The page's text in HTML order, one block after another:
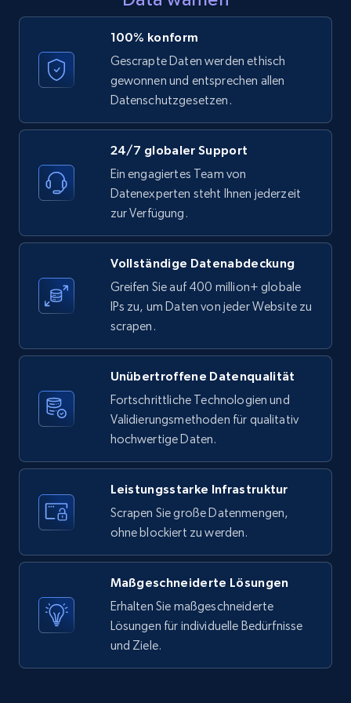
URL, ID, User id, Use url, Title, Headline, Post
text, Date posted, and more.
11.3K+ 1.5K+ Gratis testen
LinkedIn posts - Discover new posts
URL, ID, User id, Use url, Title, Headline, Post
text, Date posted, and more.
11.3K+ 1.5K+ Gratis testen
X (formerly Twitter) - Posts
ID, User posted, Name, Description, Date
posted, Photos, URL, Quoted post, and more.
10.4K+ 1.2K+ Gratis testen
Twitter posts URLs
ID, User posted, Name, Description, Date
posted, Photos, URL, Quoted post, and more.
1.2K+
100% konform
Gescrapte Daten werden ethisch
gewonnen und entsprechen allen
Datenschutzgesetzen.
24/7 globaler Support
Ein engagiertes Team von
Datenexperten steht Ihnen jederzeit
zur Verfügung.
Vollständige Datenabdeckung
Greifen Sie auf 400 million+ globale
IPs zu, um Daten von jeder Website zu
scrapen.
Unübertroffene Datenqualität
Fortschrittliche Technologien und
Validierungsmethoden für qualitativ
hochwertige Daten.
Leistungsstarke Infrastruktur
Scrapen Sie große Datenmengen,
ohne blockiert zu werden.
Maßgeschneiderte Lösungen
Erhalten Sie maßgeschneiderte
Lösungen für individuelle Bedürfnisse
und Ziele.